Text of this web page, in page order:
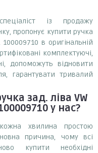
із продажу
пропонує купити ручка
100009710 в оригінальній
комплектуючі,
допоможуть відновити
гарантувати тривалий
зад. ліва VW
у нас?
хвилина простою
причина, чому всі
купити необхідні